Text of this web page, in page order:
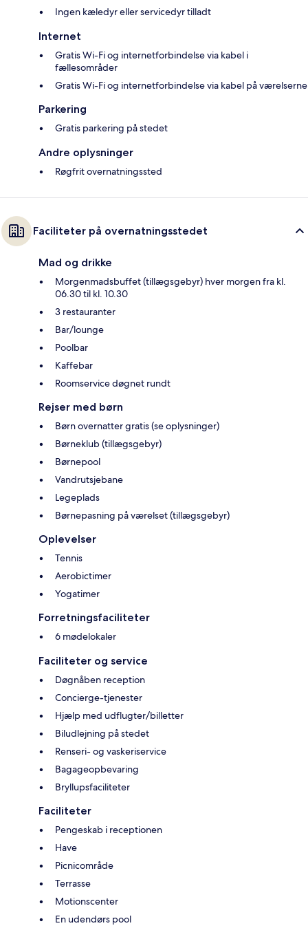
Ingen kæledyr eller servicedyr tilladt
Internet
Gratis Wi-Fi og internetforbindelse via kabel i
fællesområder
Gratis Wi-Fi og internetforbindelse via kabel på værelserne
Parkering
Gratis parkering på stedet
Andre oplysninger
Røgfrit overnatningssted
Faciliteter på overnatningsstedet
Mad og drikke
Morgenmadsbuffet (tillægsgebyr) hver morgen fra kl.
06.30 til kl. 10.30
3 restauranter
Bar/lounge
Poolbar
Kaffebar
Roomservice døgnet rundt
Rejser med børn
Børn overnatter gratis (se oplysninger)
Børneklub (tillægsgebyr)
Børnepool
Vandrutsjebane
Legeplads
Børnepasning på værelset (tillægsgebyr)
Oplevelser
Tennis
Aerobictimer
Yogatimer
Forretningsfaciliteter
6 mødelokaler
Faciliteter og service
Døgnåben reception
Concierge-tjenester
Hjælp med udflugter/billetter
Biludlejning på stedet
Renseri- og vaskeriservice
Bagageopbevaring
Bryllupsfaciliteter
Faciliteter
Pengeskab i receptionen
Have
Picnicområde
Terrasse
Motionscenter
En udendørs pool